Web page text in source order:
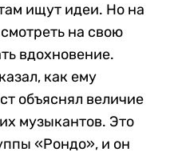
ищут идеи. Но на
на свою
вдохновение.
как ему
объяснял величие
музыкантов. Это
«Рондо», и он